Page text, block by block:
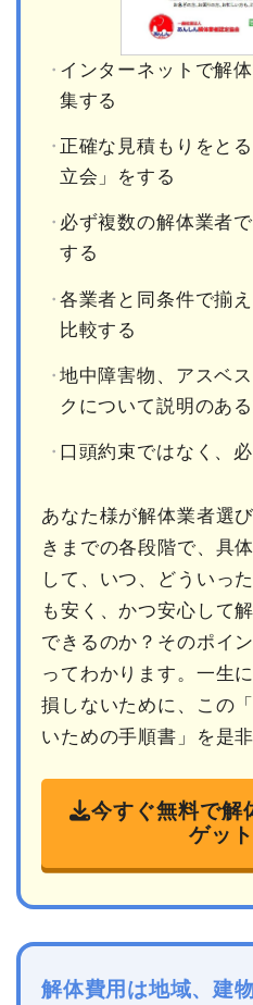
インターネットで解
集する
正確な見積もりをと
立会」をする
必ず複数の解体業者
する
各業者と同条件で揃
比較する
地中障害物、アスベ
クについて説明のあ
口頭約束ではなく、
あなた様が解体業者選
きまでの各段階で、具
して、いつ、どういっ
も安く、かつ安心して
できるのか？そのポイ
ってわかります。一生
損しないために、この
いための手順書」を是
今すぐ無料で解
ゲッ
解体費用は地域、建